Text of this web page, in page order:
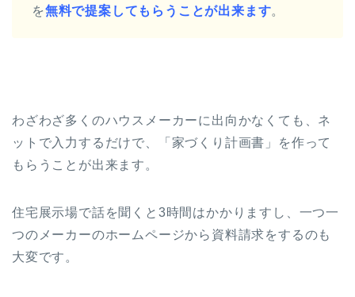
を無料で提案してもらうことが出来ます。
わざわざ多くのハウスメーカーに出向かなくても、ネ
ットで入力するだけで、「家づくり計画書」を作って
もらうことが出来ます。
住宅展示場で話を聞くと3時間はかかりますし、一つ一
つのメーカーのホームページから資料請求をするのも
大変です。